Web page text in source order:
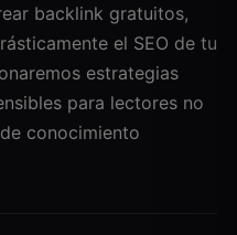
backlink gratuitos,
el SEO de tu
estrategias
para lectores no
conocimiento